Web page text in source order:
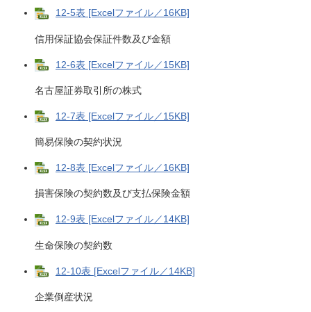
12-5表 [Excelファイル／16KB]
信用保証協会保証件数及び金額
12-6表 [Excelファイル／15KB]
名古屋証券取引所の株式
12-7表 [Excelファイル／15KB]
簡易保険の契約状況
12-8表 [Excelファイル／16KB]
損害保険の契約数及び支払保険金額
12-9表 [Excelファイル／14KB]
生命保険の契約数
12-10表 [Excelファイル／14KB]
企業倒産状況